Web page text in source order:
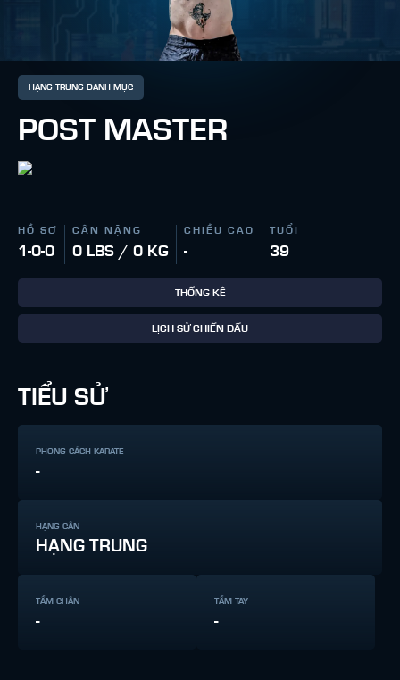
HẠNG TRUNG DANH MỤC
POST MASTER
HỒ SƠ
1-0-0
CÂN NẶNG
0 LBS / 0 KG
CHIỀU CAO
-
TUỔI
39
THỐNG KÊ
LỊCH SỬ CHIẾN ĐẤU
TIỂU SỬ
PHONG CÁCH KARATE
-
HẠNG CÂN
HẠNG TRUNG
TẦM CHÂN
-
TẦM TAY
-